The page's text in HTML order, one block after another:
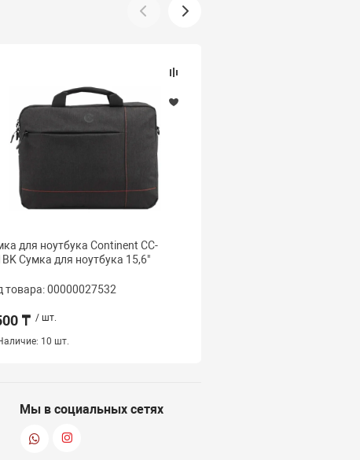
для ноутбука Continent CC-
Сумка для ноутбука 15,6"
товара: 00000027532
₸ / шт.
10 шт.
Мы в социальных сетях